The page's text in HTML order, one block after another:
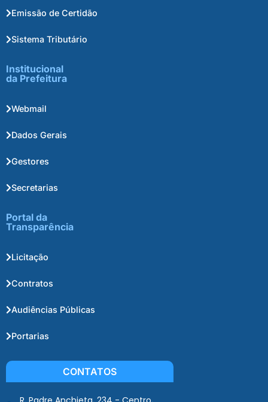
Emissão de Certidão
Sistema Tributário
Institucional
da Prefeitura
Webmail
Dados Gerais
Gestores
Secretarias
Portal da
Transparência
Licitação
Contratos
Audiências Públicas
Portarias
CONTATOS